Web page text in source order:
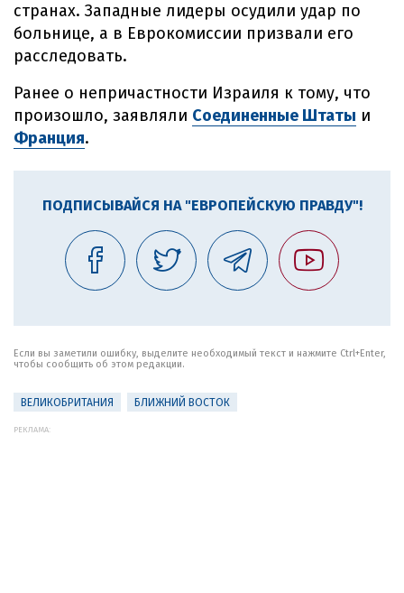
странах. Западные лидеры осудили удар по
больнице, а в Еврокомиссии призвали его
расследовать.
Ранее о непричастности Израиля к тому, что
произошло, заявляли Соединенные Штаты и
Франция.
ПОДПИСЫВАЙСЯ НА "ЕВРОПЕЙСКУЮ ПРАВДУ"!
Если вы заметили ошибку, выделите необходимый текст и нажмите Ctrl+Enter,
чтобы сообщить об этом редакции.
ВЕЛИКОБРИТАНИЯ БЛИЖНИЙ ВОСТОК
РЕКЛАМА: